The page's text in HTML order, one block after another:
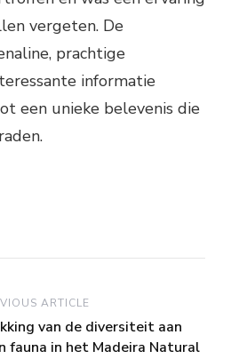
vergeten. De
prachtige
informatie
een unieke belevenis die
ARTICLE
van de diversiteit aan
fauna in het Madeira Natural